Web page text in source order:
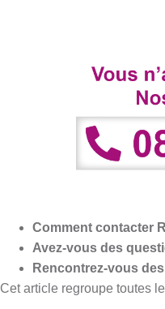
Comment contacter
Avez-vous des
Rencontrez-vous
Cet article regroupe toutes